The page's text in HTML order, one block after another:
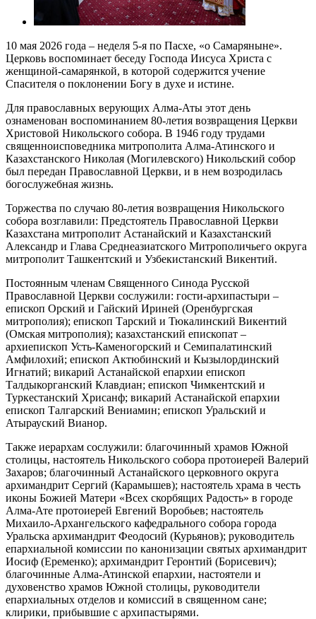
10 мая 2026 года – неделя 5-я по Пасхе, «о Самаряныне».
Церковь воспоминает беседу Господа Иисуса Христа с
женщиной-самарянкой, в которой содержится учение
Спасителя о поклонении Богу в духе и истине.
Для православных верующих Алма-Аты этот день
ознаменован воспоминанием 80-летия возвращения Церкви
Христовой Никольского собора. В 1946 году трудами
священноисповедника митрополита Алма-Атинского и
Казахстанского Николая (Могилевского) Никольский собор
был передан Православной Церкви, и в нем возродилась
богослужебная жизнь.
Торжества по случаю 80-летия возвращения Никольского
собора возглавили: Предстоятель Православной Церкви
Казахстана митрополит Астанайский и Казахстанский
Александр и Глава Среднеазиатского Митрополичьего округа
митрополит Ташкентский и Узбекистанский Викентий.
Постоянным членам Священного Синода Русской
Православной Церкви сослужили: гости-архипастыри –
епископ Орский и Гайский Ириней (Оренбургская
митрополия); епископ Тарский и Тюкалинский Викентий
(Омская митрополия); казахстанский епископат –
архиепископ Усть-Каменогорский и Семипалатинский
Амфилохий; епископ Актюбинский и Кызылординский
Игнатий; викарий Астанайской епархии епископ
Талдыкорганский Клавдиан; епископ Чимкентский и
Туркестанский Хрисанф; викарий Астанайской епархии
епископ Талгарский Вениамин; епископ Уральский и
Атырауский Вианор.
Также иерархам сослужили: благочинный храмов Южной
столицы, настоятель Никольского собора протоиерей Валерий
Захаров; благочинный Астанайского церковного округа
архимандрит Сергий (Карамышев); настоятель храма в честь
иконы Божией Матери «Всех скорбящих Радость» в городе
Алма-Ате протоиерей Евгений Воробьев; настоятель
Михаило-Архангельского кафедрального собора города
Уральска архимандрит Феодосий (Курьянов); руководитель
епархиальной комиссии по канонизации святых архимандрит
Иосиф (Еременко); архимандрит Геронтий (Борисевич);
благочинные Алма-Атинской епархии, настоятели и
духовенство храмов Южной столицы, руководители
епархиальных отделов и комиссий в священном сане;
клирики, прибывшие с архипастырями.